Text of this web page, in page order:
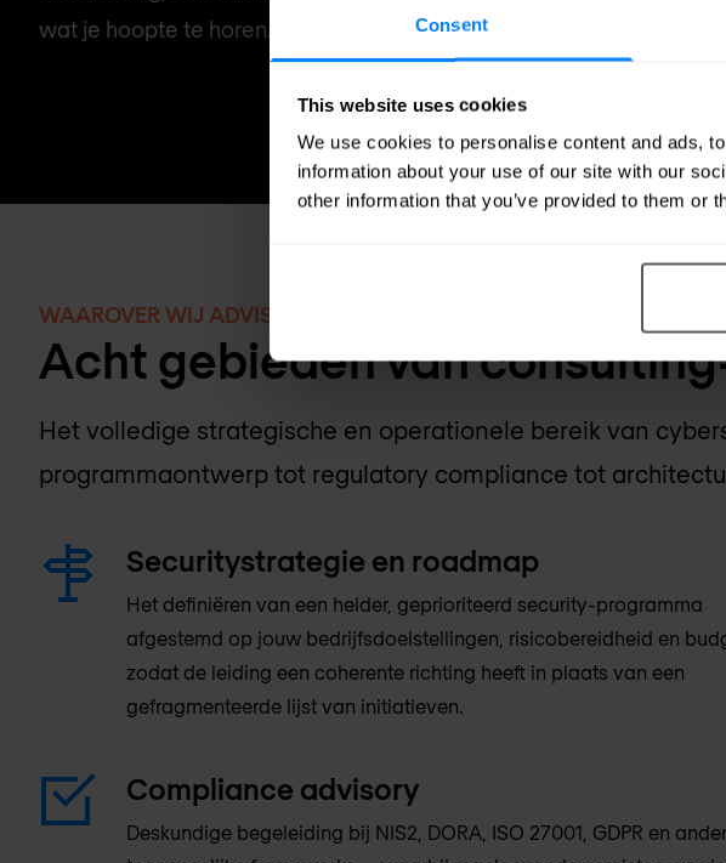
Consent
This website uses cookies
We use cookies to personalise content and ads,
information about your use of our site with our
other information that you’ve provided to them or
wat je hoopte te horen.
WAAROVER WIJ ADVISEREN
Acht gebieden van
Het volledige strategische en operationele bereik van
programmaontwerp tot regulatory compliance tot
Securitystrategie en roadmap
Het definiëren van een helder, geprioriteerd security-programma
afgestemd op jouw bedrijfsdoelstellingen, risicobereidheid en
zodat de leiding een coherente richting heeft in plaats van een
gefragmenteerde lijst van initiatieven.
Compliance advisory
Deskundige begeleiding bij NIS2, DORA, ISO 27001, GDPR en